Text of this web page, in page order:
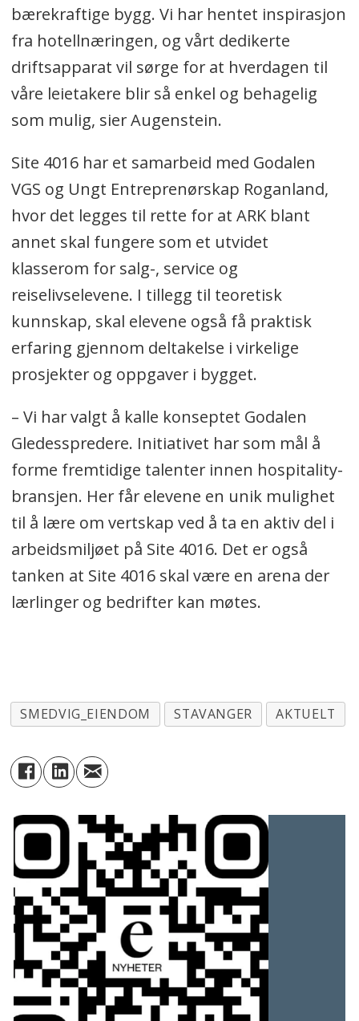
bærekraftige bygg. Vi har hentet inspirasjon
fra hotellnæringen, og vårt dedikerte
driftsapparat vil sørge for at hverdagen til
våre leietakere blir så enkel og behagelig
som mulig, sier Augenstein.
Site 4016 har et samarbeid med Godalen
VGS og Ungt Entreprenørskap Roganland,
hvor det legges til rette for at ARK blant
annet skal fungere som et utvidet
klasserom for salg-, service og
reiselivselevene. I tillegg til teoretisk
kunnskap, skal elevene også få praktisk
erfaring gjennom deltakelse i virkelige
prosjekter og oppgaver i bygget.
– Vi har valgt å kalle konseptet Godalen
Gledesspredere. Initiativet har som mål å
forme fremtidige talenter innen hospitality-
bransjen. Her får elevene en unik mulighet
til å lære om vertskap ved å ta en aktiv del i
arbeidsmiljøet på Site 4016. Det er også
tanken at Site 4016 skal være en arena der
lærlinger og bedrifter kan møtes.
SMEDVIG_EIENDOM STAVANGER AKTUELT